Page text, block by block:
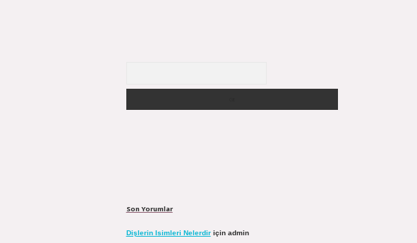
Son Yorumlar
Dişlerin Isimleri Nelerdiriçin admin